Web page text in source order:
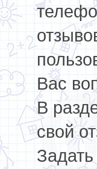
Вас
В
свой